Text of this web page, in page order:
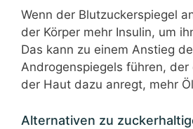
Wenn der Blutzuckerspiegel
der Körper mehr Insulin, um
Das kann zu einem Anstieg
Androgenspiegels führen, der
der Haut dazu anregt, mehr
Alternativen zu